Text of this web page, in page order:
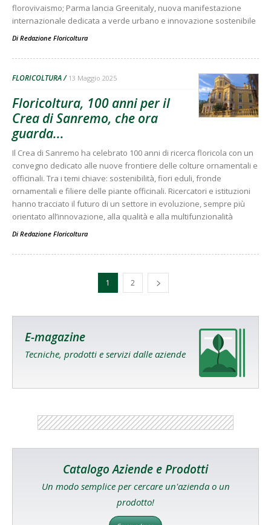
florovivaismo; Parma lancia Greenitaly, nuova manifestazione
internazionale dedicata a verde urbano e innovazione sostenibile
Di Redazione Floricoltura
FLORICOLTURA 13 Maggio 2025
Floricoltura, 100 anni per il
Crea di Sanremo, che ora
guarda...
Il Crea di Sanremo ha celebrato 100 anni di ricerca floricola con un
convegno dedicato alle nuove frontiere delle colture ornamentali e
officinali. Tra i temi chiave: sostenibilità, fiori eduli, fronde
ornamentali e filiere delle piante officinali. Ricercatori e istituzioni
hanno tracciato il futuro di un settore in evoluzione, sempre più
orientato all’innovazione, alla qualità e alla multifunzionalità
Di Redazione Floricoltura
1 2
E-magazine
Tecniche, prodotti e servizi dalle aziende
Catalogo Aziende e Prodotti
Un modo semplice per cercare un'azienda o un
prodotto!